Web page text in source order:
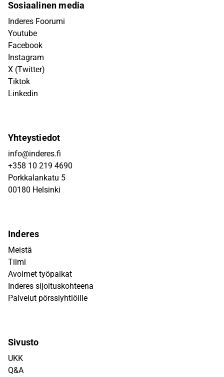
Sosiaalinen media
Inderes Foorumi
Youtube
Facebook
Instagram
X (Twitter)
Tiktok
Linkedin
Yhteystiedot
info@inderes.fi
+358 10 219 4690
Porkkalankatu 5
00180 Helsinki
Inderes
Meistä
Tiimi
Avoimet työpaikat
Inderes sijoituskohteena
Palvelut pörssiyhtiöille
Sivusto
UKK
Q&A